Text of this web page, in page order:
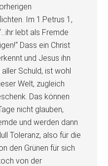
Im 1.Petrus 1,
lebt als Fremde
Dass ein Christ
und Jesus ihn
Schuld, ist wohl
Welt, zugleich
Das können
nicht glauben,
und werden dann
Toleranz, also für die
den Grünen für sich
von der